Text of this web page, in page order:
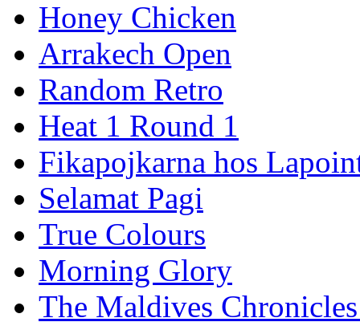
Honey Chicken
Arrakech Open
Random Retro
Heat 1 Round 1
Fikapojkarna hos
Selamat Pagi
True Colours
Morning Glory
The Maldives